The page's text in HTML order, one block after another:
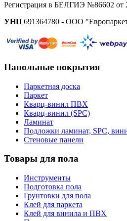
Регистрация в БЕЛГИЭ №86602 от
УНП 691364780 - ООО
Напольные покрытия
Паркетная доска
Паркет
Кварц-винил ПВХ
Кварц-винил (SPC)
Ламинат
Подложки ламинат, SPC,
Стеновые панели
Товары для пола
Инструменты
Подготовка пола
Грунтовки для пола
Клей для паркета
Клей для винила и ПВХ